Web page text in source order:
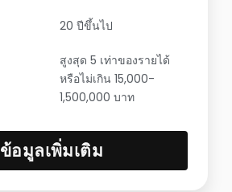
20 ปีขึ้นไป
สูงสุด 5 เท่าของรายได้
หรือไม่เกิน 15,000-
1,500,000 บาท
ข้อมูลเพิ่มเติม